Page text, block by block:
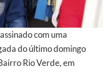
com uma
do último domingo
Rio Verde, em